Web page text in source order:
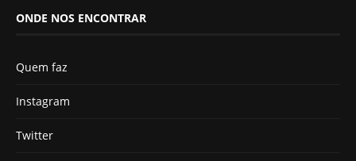
ONDE NOS ENCONTRAR
Quem faz
Instagram
Twitter